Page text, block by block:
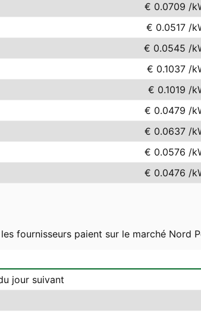
€ 0.0709 /
€ 0.0517 /
€ 0.0545 /
€ 0.1037 /
€ 0.1019 /
€ 0.0479 /
€ 0.0637 /
€ 0.0576 /
€ 0.0476 /
fournisseurs paient sur le marché Nord
jour suivant